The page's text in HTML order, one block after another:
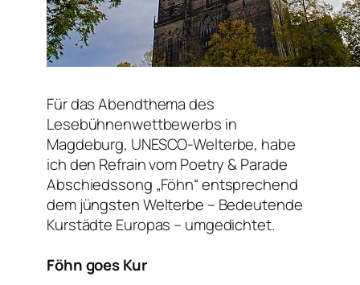
Für das Abendthema des
Lesebühnenwettbewerbs in
Magdeburg, UNESCO-Welterbe, habe
ich den Refrain vom Poetry & Parade
Abschiedssong „Föhn“ entsprechend
dem jüngsten Welterbe – Bedeutende
Kurstädte Europas – umgedichtet.
Föhn goes Kur